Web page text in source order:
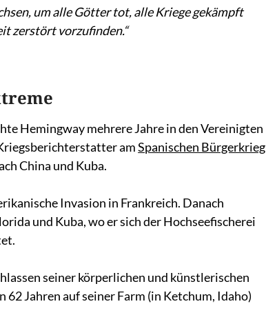
um alle Götter tot, alle Kriege gekämpft
zerstört vorzufinden.“
Hemingway mehrere Jahre in den Vereinigten
amSpanischen Bürgerkrieg
China und Kuba.
Invasion in Frankreich. Danach
und Kuba, wo er sich der Hochseefischerei
seiner körperlichen und künstlerischen
Jahren auf seiner Farm (in Ketchum, Idaho)